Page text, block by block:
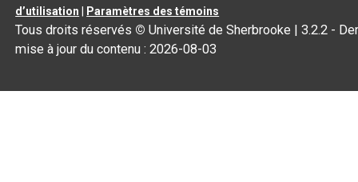
d’utilisation
Paramètres des témoins
Tous droits réservés © Université de Sherbrooke |3.2.2 -
mise à jour du contenu :2026-08-03